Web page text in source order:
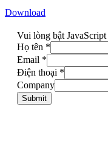
Download
Vui lòng bật
Họ tên *
Email *
Điện thoại *
Company
Submit